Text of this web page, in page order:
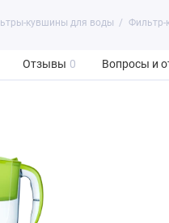
кувшины для воды Фильтр-
Отзывы 0 Вопросы и